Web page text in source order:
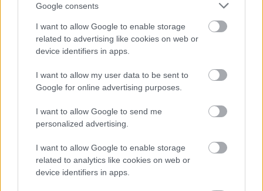
Google consents
I want to allow Google to enable storage
related to advertising like cookies on web or
device identifiers in apps.
I want to allow my user data to be sent to
Google for online advertising purposes.
I want to allow Google to send me
personalized advertising.
I want to allow Google to enable storage
related to analytics like cookies on web or
device identifiers in apps.
az emberi maradványokról, a szellemekről és a szent
földről. Egyes hagyományokban az otthoni hamvtartás nem
ajánlott, mert úgy tartják, hogy a léleknek szabadon kell
Más közösségek a hamvakat rendkívül szentnek tekintik, és
Ezek a nézetek gyakran nem a félelemről szólnak, hanem
arról, hogy megmaradjon az egyensúly az élők, a holtak és a